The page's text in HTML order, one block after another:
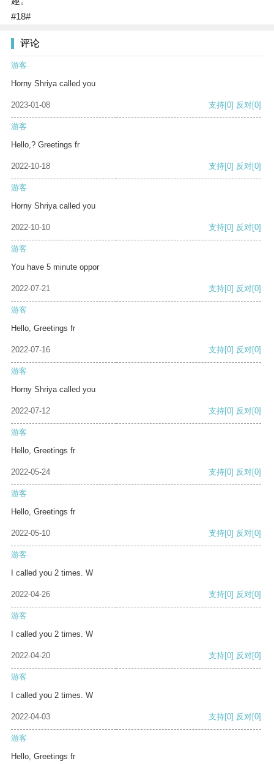
#18#
评论
游客
Horny Shriya called you
2023-01-08 支持[0] 反对[0]
游客
Hello,? Greetings fr
2022-10-18 支持[0] 反对[0]
游客
Horny Shriya called you
2022-10-10 支持[0] 反对[0]
游客
You have 5 minute oppor
2022-07-21 支持[0] 反对[0]
游客
Hello, Greetings fr
2022-07-16 支持[0] 反对[0]
游客
Horny Shriya called you
2022-07-12 支持[0] 反对[0]
游客
Hello, Greetings fr
2022-05-24 支持[0] 反对[0]
游客
Hello, Greetings fr
2022-05-10 支持[0] 反对[0]
游客
I called you 2 times. W
2022-04-26 支持[0] 反对[0]
游客
I called you 2 times. W
2022-04-20 支持[0] 反对[0]
游客
I called you 2 times. W
2022-04-03 支持[0] 反对[0]
游客
Hello, Greetings fr